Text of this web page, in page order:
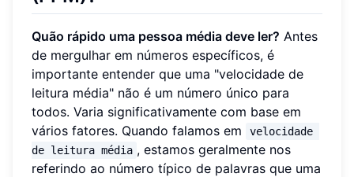
Quão rápido uma pessoa média deve ler? Antes
de mergulhar em números específicos, é
importante entender que uma "velocidade de
leitura média" não é um número único para
todos. Varia significativamente com base em
vários fatores. Quando falamos em
velocidade
de leitura média , estamos geralmente nos
referindo ao número típico de palavras que uma